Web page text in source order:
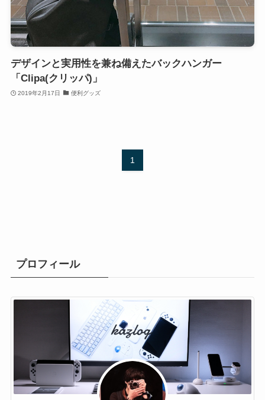
デザインと実用性を兼ね備えたバックハンガー
「Clipa(クリッパ)」
2019年2月17日 便利グッズ
1
プロフィール